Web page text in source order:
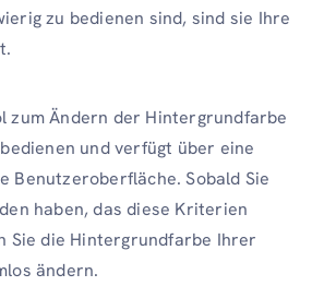
zu bedienen sind, sind sie Ihre
zum Ändern der Hintergrundfarbe
und verfügt über eine
Benutzeroberfläche. Sobald Sie
haben, das diese Kriterien
Sie die Hintergrundfarbe Ihrer
ändern.